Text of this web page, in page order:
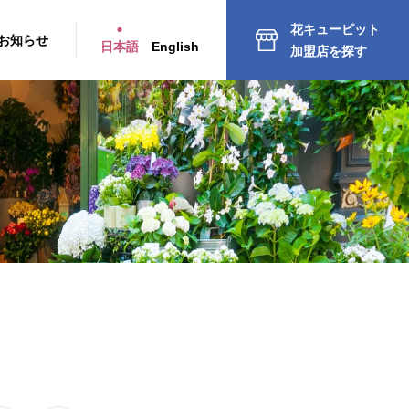
知らせ 日本語 English
花キューピット
加盟店を探す